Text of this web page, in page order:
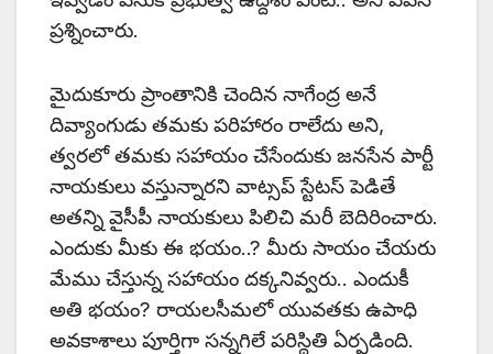
ప్రశ్నించారు.
మైదుకూరు ప్రాంతానికి చెందిన నాగేంద్ర అనే
దివ్యాంగుడు తమకు పరిహారం రాలేదు అని,
త్వరలో తమకు సహాయం చేసేందుకు జనసేన పార్టీ
నాయకులు వస్తున్నారని వాట్సప్ స్టేటస్ పెడితే
అతన్ని వైసీపీ నాయకులు పిలిచి మరీ బెదిరించారు.
ఎందుకు మీకు ఈ భయం..? మీరు సాయం చేయరు
మేము చేస్తున్న సహాయం దక్కనివ్వరు.. ఎందుకీ
అతి భయం? రాయలసీమలో యువతకు ఉపాధి
అవకాశాలు పూర్తిగా సన్నగిలే పరిస్థితి ఏర్పడింది.